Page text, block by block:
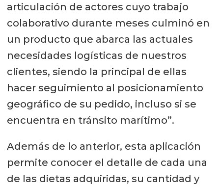
articulación de actores cuyo trabajo
colaborativo durante meses culminó en
un producto que abarca las actuales
necesidades logísticas de nuestros
clientes, siendo la principal de ellas
hacer seguimiento al posicionamiento
geográfico de su pedido, incluso si se
encuentra en tránsito marítimo”.
Además de lo anterior, esta aplicación
permite conocer el detalle de cada una
de las dietas adquiridas, su cantidad y